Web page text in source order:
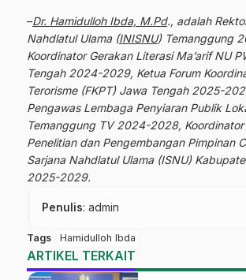
–Dr. Hamidulloh Ibda, M.Pd., adalah
Nahdlatul Ulama (INISNU) Temanggung
Koordinator Gerakan Literasi Ma’arif NU
Tengah 2024-2029, Ketua Forum
Terorisme (FKPT) Jawa Tengah 2025-
Pengawas Lembaga Penyiaran Publik
Temanggung TV 2024-2028,
Penelitian dan Pengembangan Pimpinan
Sarjana Nahdlatul Ulama (ISNU)
2025-2029.
Penulis: admin
Tags Hamidulloh Ibda
ARTIKEL TERKAIT